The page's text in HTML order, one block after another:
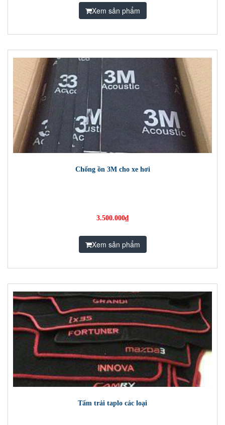
Xem sản phẩm
Chống ồn 3M cho xe hơi
3.500.000₫
Xem sản phẩm
Tấm trải taplo các loại